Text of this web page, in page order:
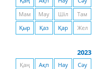
Мам
Мау Шіл
Там
Қыр
Қаз Қар Жел
2023
Қаң Ақп Нау
Сәу